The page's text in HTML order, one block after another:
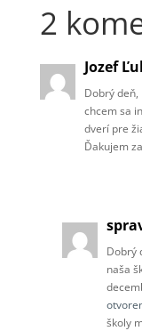
2
Jozef
Dobrý deň,
chcem sa
dverí pre
Ďakujem
Dobrý
naša
školy